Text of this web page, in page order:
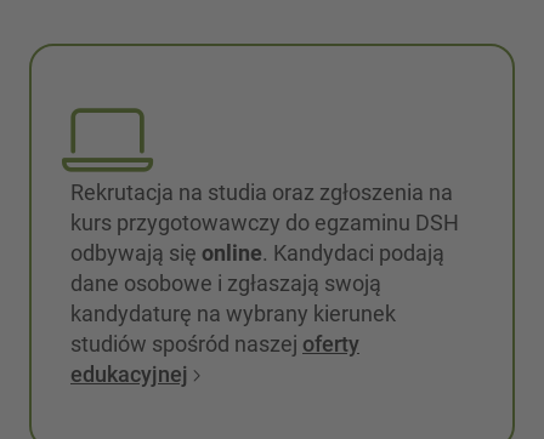
Rekrutacja na studia oraz zgłoszenia na
kurs przygotowawczy do egzaminu DSH
odbywają się online. Kandydaci podają
dane osobowe i zgłaszają swoją
kandydaturę na wybrany kierunek
studiów spośród naszej oferty
edukacyjnej